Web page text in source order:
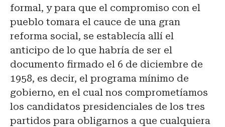
formal, y para que el compromiso con el
pueblo tomara el cauce de una gran
reforma social, se establecía allí el
anticipo de lo que habría de ser el
documento firmado el 6 de diciembre de
1958, es decir, el programa mínimo de
gobierno, en el cual nos comprometíamos
los candidatos presidenciales de los tres
partidos para obligarnos a que cualquiera